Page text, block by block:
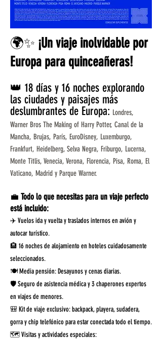
🌍✨ ¡Un viaje inolvidable por
Europa para quinceañeras!
👑 18 días y 16 noches explorando
las ciudades y paisajes más
deslumbrantes de Europa: Londres,
Warner Bros The Making of Harry Potter, Canal de la
Mancha, Brujas, París, EuroDisney, Luxemburgo,
Frankfurt, Heidelberg, Selva Negra, Friburgo, Lucerna,
Monte Titlis, Venecia, Verona, Florencia, Pisa, Roma, El
Vaticano, Madrid y Parque Warner.
💼 Todo lo que necesitas para un viaje perfecto
está incluido:
✈️ Vuelos ida y vuelta y traslados internos en avión y
autocar turístico.
🏨 16 noches de alojamiento en hoteles cuidadosamente
seleccionados.
🍽️ Media pensión: Desayunos y cenas diarias.
🛡️ Seguro de asistencia médica y 3 chaperones expertos
en viajes de menores.
🎒 Kit de viaje exclusivo: backpack, playera, sudadera,
gorra y chip telefónico para estar conectada todo el tiempo.
🗺️ Visitas y actividades especiales: